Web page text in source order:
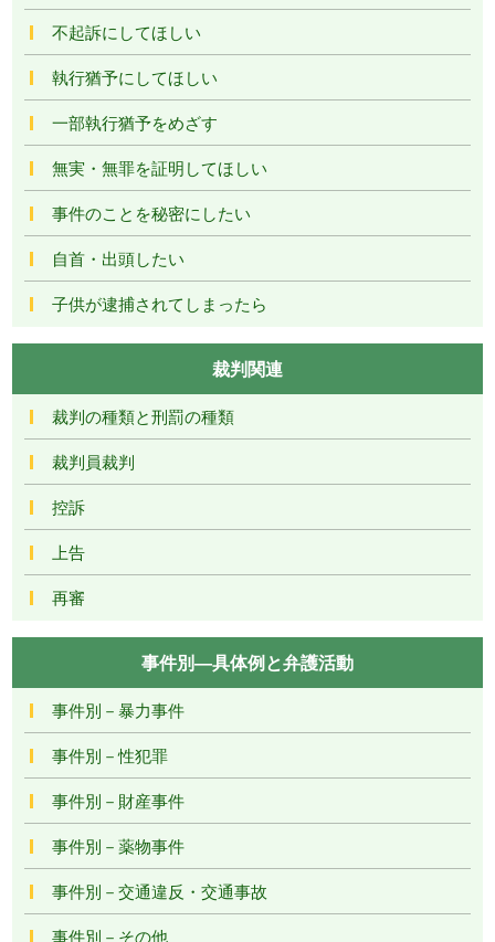
不起訴にしてほしい
執行猶予にしてほしい
一部執行猶予をめざす
無実・無罪を証明してほしい
事件のことを秘密にしたい
自首・出頭したい
子供が逮捕されてしまったら
裁判関連
裁判の種類と刑罰の種類
裁判員裁判
控訴
上告
再審
事件別―具体例と弁護活動
事件別－暴力事件
事件別－性犯罪
事件別－財産事件
事件別－薬物事件
事件別－交通違反・交通事故
事件別－その他